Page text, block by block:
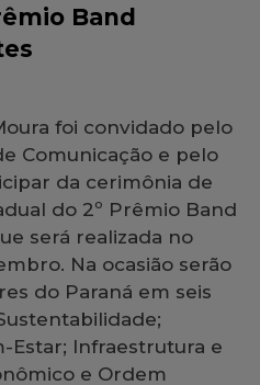
Band
foi convidado pelo
Comunicação e pelo
da cerimônia de
do 2º Prêmio Band
será realizada no
Na ocasião serão
do Paraná em seis
Estar; Infraestrutura e
e Ordem